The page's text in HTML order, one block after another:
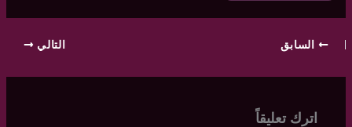
السابق التالي
اترك تعليقاً